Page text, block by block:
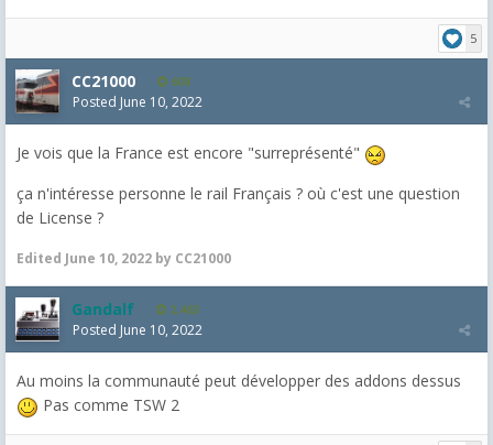
5
CC21000 608
Posted June 10, 2022
Je vois que la France est encore "surreprésenté"
ça n'intéresse personne le rail Français ? où c'est une question
de License ?
Edited June 10, 2022 by CC21000
Gandalf 2,463
Posted June 10, 2022
Au moins la communauté peut développer des addons dessus
Pas comme TSW 2